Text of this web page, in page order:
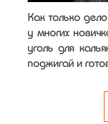
Как только
у многих
уголь для
поджигай и